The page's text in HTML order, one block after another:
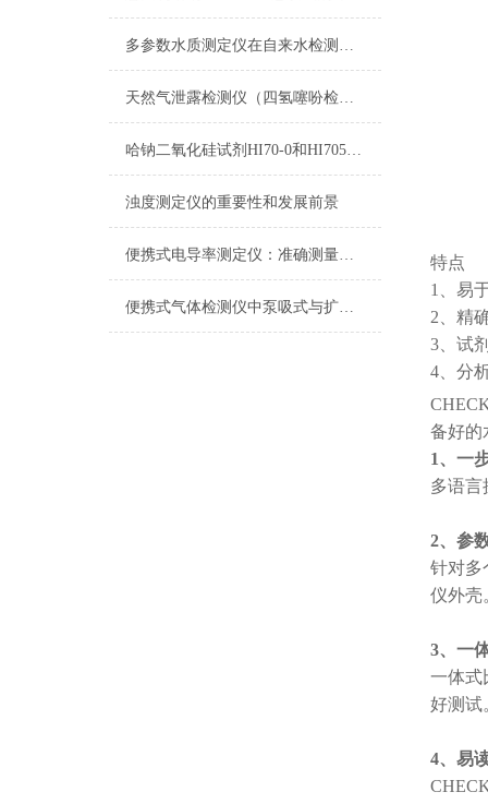
多参数水质测定仪在自来水检测上的应用
天然气泄露检测仪（四氢噻吩检测仪）
哈钠二氧化硅试剂HI70-0和HI705B-0测量原理
浊度测定仪的重要性和发展前景
便携式电导率测定仪：准确测量水质电导率，保障饮用水安全与健康
便携式气体检测仪中泵吸式与扩散式的区别
特点
1、易
2、精
3、试
4、分
备好的
1、一
多语言
2、参
针对多
仪外壳
3、一
一体式
好测试
4、易